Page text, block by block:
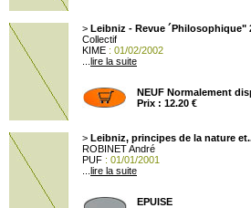
> Leibniz - Revue ´Philosophique"
Collectif
KIME : 01/02/2002
lire la suite
NEUF Normalement
Prix : 12.20 €
> Leibniz, principes de la nature
ROBINET André
PUF : 01/01/2001
lire la suite
EPUISE